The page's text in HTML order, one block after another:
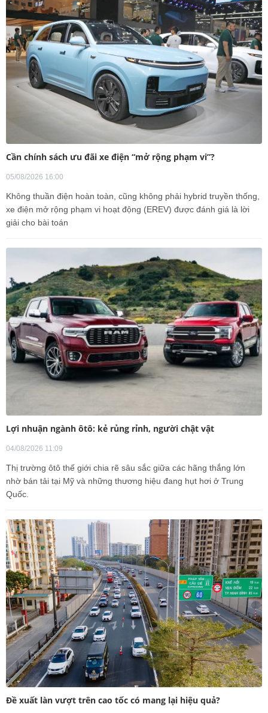
Cần chính sách ưu đãi xe điện “mở rộng phạm vi”?
05/08/2026 16:00
Không thuần điện hoàn toàn, cũng không phải hybrid truyền thống,
xe điện mở rộng phạm vi hoạt động (EREV) được đánh giá là lời
giải cho bài toán
Lợi nhuận ngành ôtô: kẻ rủng rỉnh, người chật vật
04/08/2026 11:09
Thị trường ôtô thế giới chia rẽ sâu sắc giữa các hãng thắng lớn
nhờ bán tải tại Mỹ và những thương hiệu đang hụt hơi ở Trung
Quốc.
Đề xuất làn vượt trên cao tốc có mang lại hiệu quả?